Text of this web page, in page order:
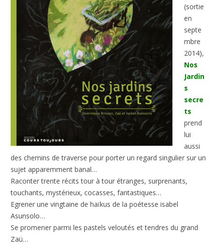
(sortie
en
septe
mbre
2014),
Nos
Jardin
s
secre
ts
prend
lui
aussi
des chemins de traverse pour porter un regard singulier sur un
sujet apparemment banal…
Raconter trente récits tour à tour étranges, surprenants,
touchants, mystérieux, cocasses, fantastiques…
Egrener une vingtaine de haïkus de la poétesse isabel
Asunsolo…
Se promener parmi les pastels veloutés et tendres du grand
Zaü…